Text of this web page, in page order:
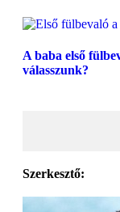
A baba első
válasszunk?
Szerkesztő: